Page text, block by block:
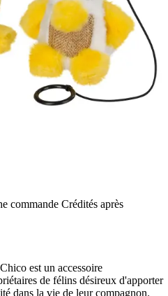
commande Crédités après
est un accessoire
de félins désireux d'apporter
dans la vie de leur compagnon.